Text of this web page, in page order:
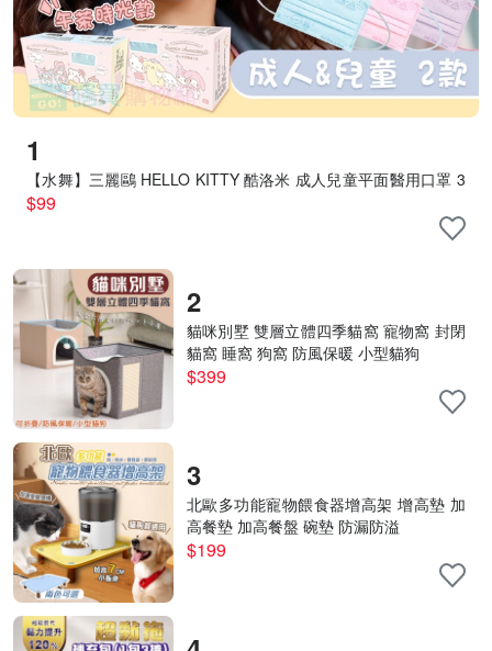
1
【水舞】三麗鷗 HELLO KITTY 酷洛米 成人兒童平面醫用口罩 3
0入/盒 親子口罩 午茶時光款
$99
2
貓咪別墅 雙層立體四季貓窩 寵物窩 封閉
貓窩 睡窩 狗窩 防風保暖 小型貓狗
$399
3
北歐多功能寵物餵食器增高架 增高墊 加
高餐墊 加高餐盤 碗墊 防漏防溢
$199